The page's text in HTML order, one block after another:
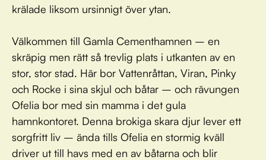
krälade liksom ursinnigt över ytan.
Välkommen till Gamla Cementhamnen – en
skräpig men rätt så trevlig plats i utkanten av en
stor, stor stad. Här bor Vattenråttan, Viran, Pinky
och Rocke i sina skjul och båtar – och rävungen
Ofelia bor med sin mamma i det gula
hamnkontoret. Denna brokiga skara djur lever ett
sorgfritt liv – ända tills Ofelia en stormig kväll
driver ut till havs med en av båtarna och blir